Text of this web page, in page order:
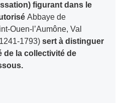
figurant dans le
Abbaye de
Ouen-l’Aumône, Val
1793)sert à distinguer
de la collectivité de